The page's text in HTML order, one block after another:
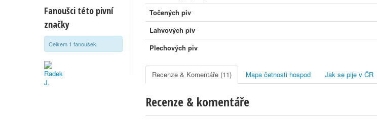
Fanoušci této pivní
značky
Celkem 1 fanoušek.
Točených piv
Lahvových piv
Plechových piv
Recenze & Komentáře (11) Mapa četnosti hospod Jak se pije v ČR
Recenze & komentáře